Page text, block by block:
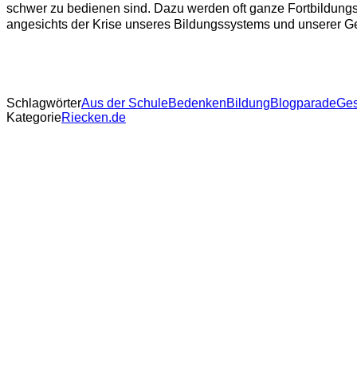
schwer zu bedienen sind. Dazu werden oft ganze
angesichts der Krise unseres Bildungssystems und unserer
SchlagwörterAus der SchuleBedenkenBildungBlogparade
KategorieRiecken.de